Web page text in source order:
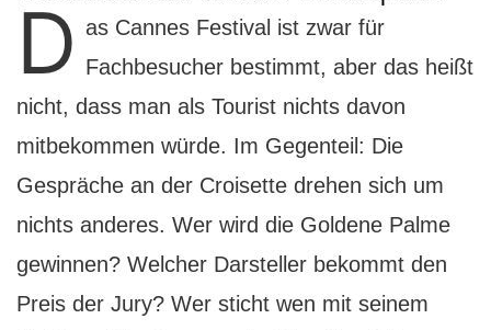
D as Cannes Festival ist zwar für
Fachbesucher bestimmt, aber das heißt
nicht, dass man als Tourist nichts davon
mitbekommen würde. Im Gegenteil: Die
Gespräche an der Croisette drehen sich um
nichts anderes. Wer wird die Goldene Palme
gewinnen? Welcher Darsteller bekommt den
Preis der Jury? Wer sticht wen mit seinem